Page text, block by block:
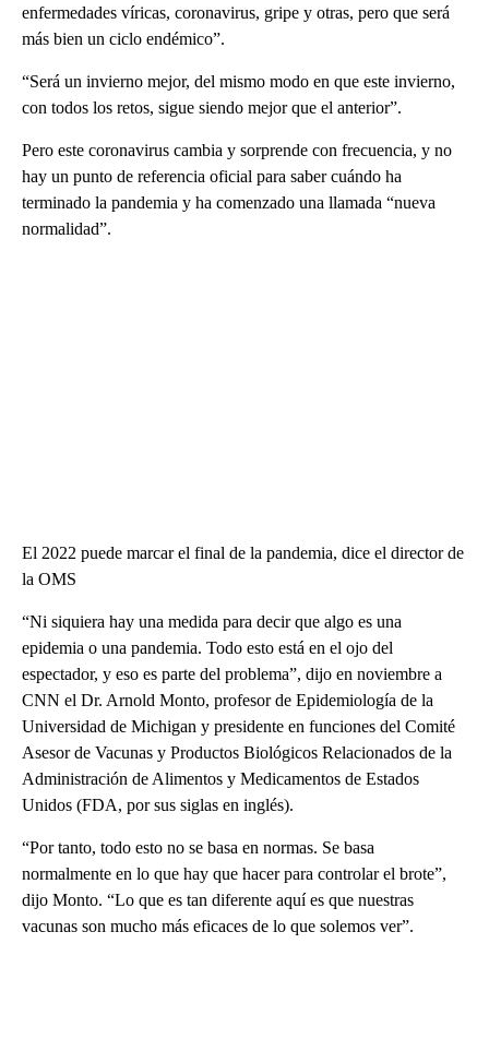
enfermedades víricas, coronavirus, gripe y otras, pero que será
más bien un ciclo endémico”.
“Será un invierno mejor, del mismo modo en que este invierno,
con todos los retos, sigue siendo mejor que el anterior”.
Pero este coronavirus cambia y sorprende con frecuencia, y no
hay un punto de referencia oficial para saber cuándo ha
terminado la pandemia y ha comenzado una llamada “nueva
normalidad”.
El 2022 puede marcar el final de la pandemia, dice el director de
la OMS
“Ni siquiera hay una medida para decir que algo es una
epidemia o una pandemia. Todo esto está en el ojo del
espectador, y eso es parte del problema”, dijo en noviembre a
CNN el Dr. Arnold Monto, profesor de Epidemiología de la
Universidad de Michigan y presidente en funciones del Comité
Asesor de Vacunas y Productos Biológicos Relacionados de la
Administración de Alimentos y Medicamentos de Estados
Unidos (FDA, por sus siglas en inglés).
“Por tanto, todo esto no se basa en normas. Se basa
normalmente en lo que hay que hacer para controlar el brote”,
dijo Monto. “Lo que es tan diferente aquí es que nuestras
vacunas son mucho más eficaces de lo que solemos ver”.